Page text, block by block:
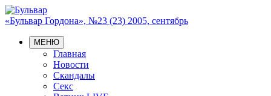
«Бульвар Гордона», №23 (23) 2005, сентябрь
МЕНЮ
Главная
Новости
Скандалы
Секс